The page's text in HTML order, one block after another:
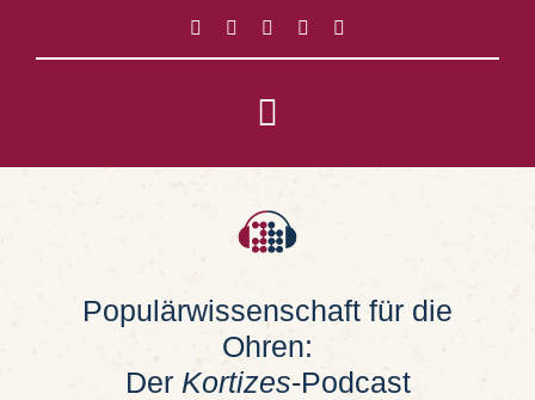
springen
Toggle
Navigation
Impressum
Populärwissenschaft für die
Ohren:
Der Kortizes-Podcast